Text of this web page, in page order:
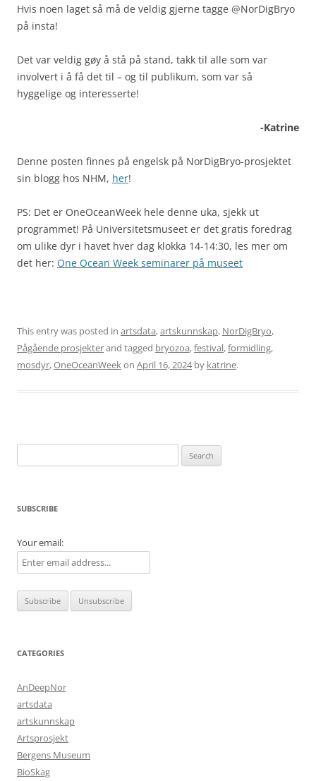
Hvis noen laget så må de veldig gjerne tagge @NorDigBryo
på insta!
Det var veldig gøy å stå på stand, takk til alle som var
involvert i å få det til – og til publikum, som var så
hyggelige og interesserte!
-Katrine
Denne posten finnes på engelsk på NorDigBryo-prosjektet
sin blogg hos NHM, her!
PS: Det er OneOceanWeek hele denne uka, sjekk ut
programmet! På Universitetsmuseet er det gratis foredrag
om ulike dyr i havet hver dag klokka 14-14:30, les mer om
det her: One Ocean Week seminarer på museet
This entry was posted in artsdata,artskunnskap, NorDigBryo,
Pågående prosjekterand tagged bryozoa,festival,formidling,
mosdyr,OneOceanWeekon April 16, 2024by katrine.
for:
SUBSCRIBE
Your email:
CATEGORIES
AnDeepNor
artsdata
artskunnskap
Artsprosjekt
Bergens Museum
BioSkag